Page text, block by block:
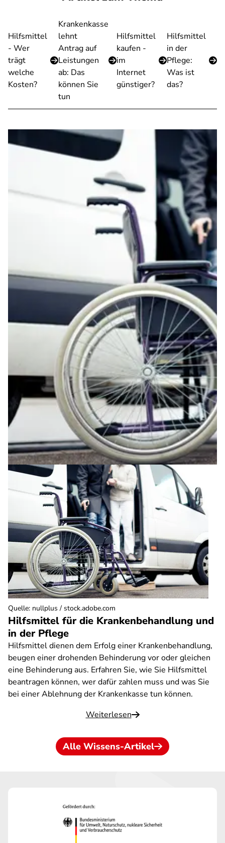
Hilfsmittel
- Wer
trägt
welche
Kosten?
Krankenkasse
lehnt
Antrag auf
Leistungen
ab: Das
können Sie
tun
Hilfsmittel
kaufen -
im
Internet
günstiger?
Hilfsmittel
in der
Pflege:
Was ist
das?
Hilfsmittel für die Krankenbehandlung und
in der Pflege
Hilfsmittel dienen dem Erfolg einer Krankenbehandlung,
beugen einer drohenden Behinderung vor oder gleichen
eine Behinderung aus. Erfahren Sie, wie Sie Hilfsmittel
beantragen können, wer dafür zahlen muss und was Sie
bei einer Ablehnung der Krankenkasse tun können.
Weiterlesen
Quelle: nullplus / stock.adobe.com
Alle Wissens-Artikel